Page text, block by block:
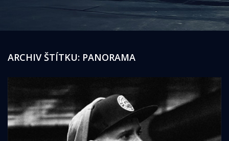
ARCHIV ŠTÍTKU: PANORAMA